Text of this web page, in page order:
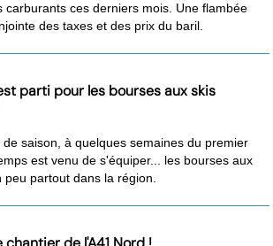
carburants ces derniers mois. Une flambée
des taxes et des prix du baril.
parti pour les bourses aux skis
saison, à quelques semaines du premier
est venu de s'équiper... les bourses aux
peu partout dans la région.